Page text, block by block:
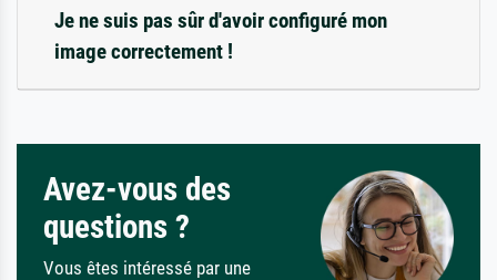
Je ne suis pas sûr d'avoir configuré mon
image correctement !
Avez-vous des
questions ?
Vous êtes intéressé par une